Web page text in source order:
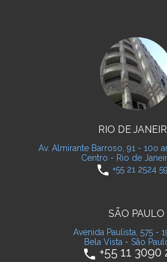
RIO DE
Av. Almirante Barroso, 91 - 10o
Centro - Rio de
phone +55 21 2524
SÃO PAULO
Avenida Paulista, 575 -
Bela Vista - São
phone +55 11 3090